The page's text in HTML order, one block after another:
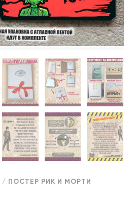
/ ПОСТЕР РИК И МОРТИ